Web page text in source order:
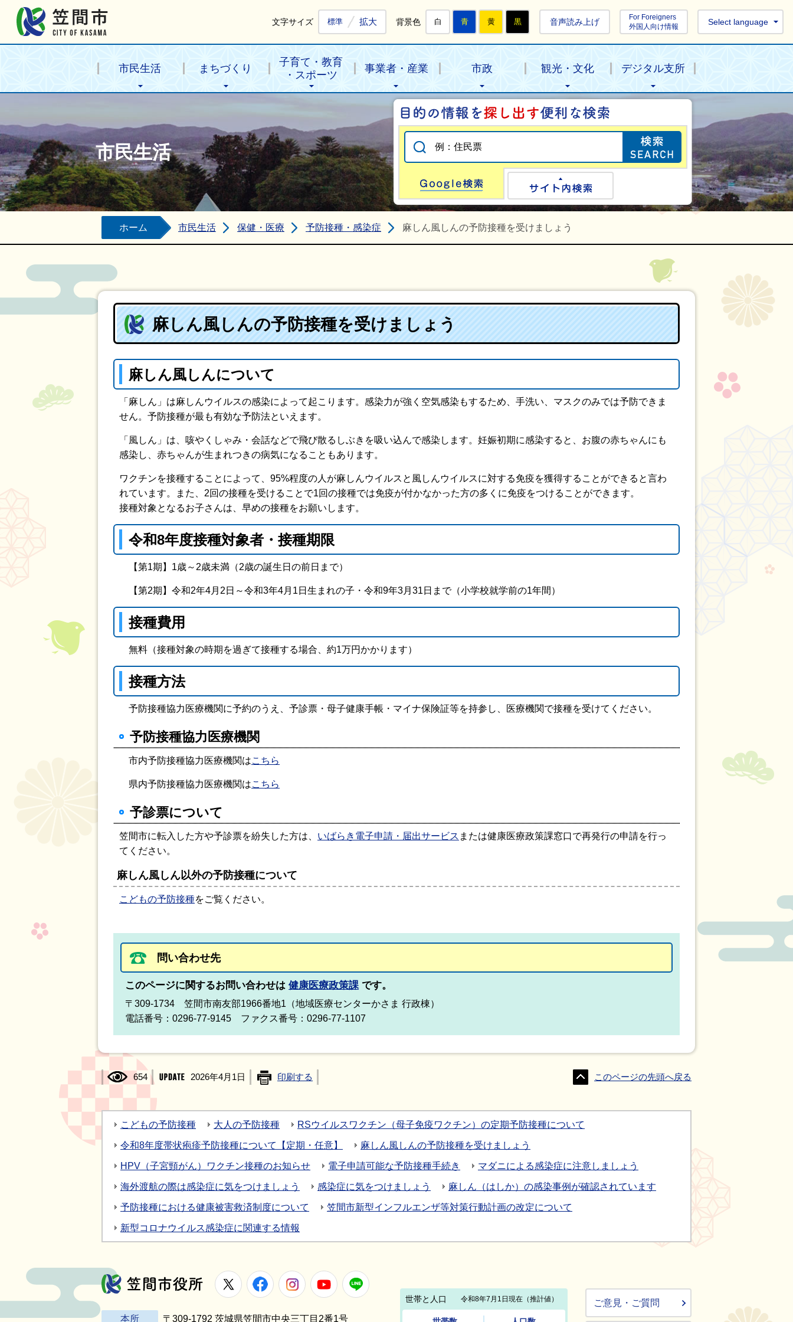
文字サイズ 標準 拡大 背景色 白 青 黄 黒 音声読み上げ
For Foreigners
外国人向け情報
Select language
市民生活 まちづくり
子育て・教育
・スポーツ
事業者・産業 市政 観光・文化 デジタル支所
市民生活
目的の情報を探
Google検索
ホーム 市民生活 保健・医療 予防接種・感染症 麻しん風しんの予防接種を受けましょう
麻しん風しんの予防接種を受けましょう
麻しん風しんについて
「麻しん」は麻しんウイルスの感染によって起こります。感染力が強く空気感染もするため、手洗い、マスクのみでは予防できま
せん。予防接種が最も有効な予防法といえます。
「風しん」は、咳やくしゃみ・会話などで飛び散るしぶきを吸い込んで感染します。妊娠初期に感染すると、お腹の赤ちゃんにも
感染し、赤ちゃんが生まれつきの病気になることもあります。
ワクチンを接種することによって、95%程度の人が麻しんウイルスと風しんウイルスに対する免疫を獲得することができると言わ
れています。また、2回の接種を受けることで1回の接種では免疫が付かなかった方の多くに免疫をつけることができます。
接種対象となるお子さんは、早めの接種をお願いします。
令和8年度接種対象者・接種期限
【第1期】1歳～2歳未満（2歳の誕生日の前日まで）
【第2期】令和2年4月2日～令和3年4月1日生まれの子・令和9年3月31日まで（小学校就学前の1年間）
接種費用
無料（接種対象の時期を過ぎて接種する場合、約1万円かかります）
接種方法
予防接種協力医療機関に予約のうえ、予診票・母子健康手帳・マイナ保険証等を持参し、医療機関で接種を受けてください。
予防接種協力医療機関
市内予防接種協力医療機関はこちら
県内予防接種協力医療機関はこちら
予診票について
笠間市に転入した方や予診票を紛失した方は、 いばらき電子申請・届出サービス または健康医療政策課窓口で再発行の申請を行っ
てください。
麻しん風しん以外の予防接種について
こどもの予防接種をご覧ください。
問い合わせ先
このページに関するお問い合わせは 健康医療政策課 です。
〒309-1734 笠間市南友部1966番地1（地域医療センターかさま 行政棟）
電話番号：0296-77-9145 ファクス番号：0296-77-1107
654 2026年4月1日 印刷する このページの先頭へ戻る
こどもの予防接種 大人の予防接種 RSウイルスワクチン（母子免疫ワクチン）の定期予防接種について
令和8年度帯状疱疹予防接種について【定期・任意】 麻しん風しんの予防接種を受けましょう
HPV（子宮頸がん）ワクチン接種のお知らせ 電子申請可能な予防接種手続き マダニによる感染症に注意しましょう
海外渡航の際は感染症に気をつけましょう 感染症に気をつけましょう 麻しん（はしか）の感染事例が確認されています
予防接種における健康被害救済制度について 笠間市新型インフルエンザ等対策行動計画の改定について
新型コロナウイルス感染症に関連する情報
笠間市役所
X FacebookInstagramYoutube
本所 〒309-1792 茨城県笠間市中央三丁目2番1号
ご意見・ご質問